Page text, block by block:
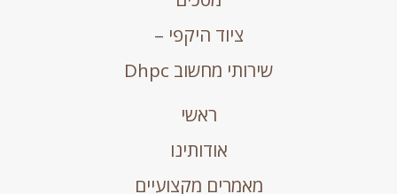
ציוד היקפי –
שירותי מחשוב Dhpc
ראשי
אודותינו
מאמרים מקצועיים